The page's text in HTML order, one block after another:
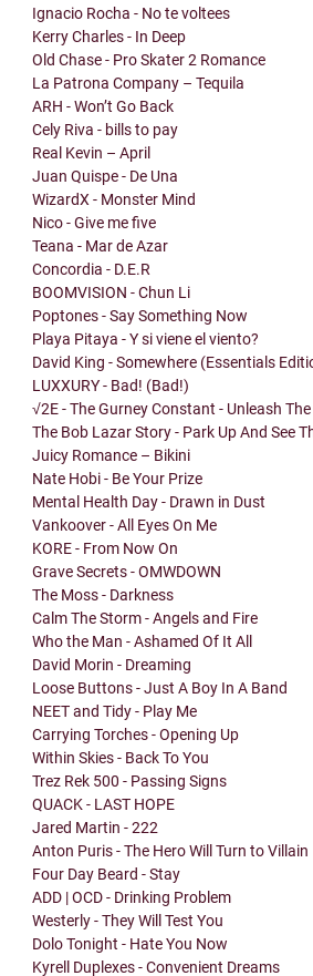
Ignacio Rocha - No te voltees
Kerry Charles - In Deep
Old Chase - Pro Skater 2 Romance
La Patrona Company – Tequila
ARH - Won’t Go Back
Cely Riva - bills to pay
Real Kevin – April
Juan Quispe - De Una
WizardX - Monster Mind
Nico - Give me five
Teana - Mar de Azar
Concordia - D.E.R
BOOMVISION - Chun Li
Poptones - Say Something Now
Playa Pitaya - Y si viene el viento?
David King - Somewhere (Essentials
LUXXURY - Bad! (Bad!)
√2E - The Gurney Constant - Unleash
The Bob Lazar Story - Park Up And See
Juicy Romance – Bikini
Nate Hobi - Be Your Prize
Mental Health Day - Drawn in Dust
Vankoover - All Eyes On Me
KORE - From Now On
Grave Secrets - OMWDOWN
The Moss - Darkness
Calm The Storm - Angels and Fire
Who the Man - Ashamed Of It All
David Morin - Dreaming
Loose Buttons - Just A Boy In A Band
NEET and Tidy - Play Me
Carrying Torches - Opening Up
Within Skies - Back To You
Trez Rek 500 - Passing Signs
QUACK - LAST HOPE
Jared Martin - 222
Anton Puris - The Hero Will Turn to Villain
Four Day Beard - Stay
ADD | OCD - Drinking Problem
Westerly - They Will Test You
Dolo Tonight - Hate You Now
Kyrell Duplexes - Convenient Dreams